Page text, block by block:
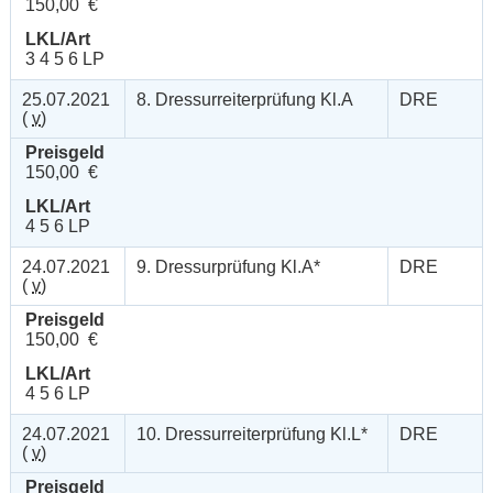
150,00 €
LKL/Art
3 4 5 6 LP
25.07.2021
( v)
8. Dressurreiterprüfung Kl.A DRE
Preisgeld
150,00 €
LKL/Art
4 5 6 LP
24.07.2021
( v)
9. Dressurprüfung Kl.A* DRE
Preisgeld
150,00 €
LKL/Art
4 5 6 LP
24.07.2021
( v)
10. Dressurreiterprüfung Kl.L* DRE
Preisgeld